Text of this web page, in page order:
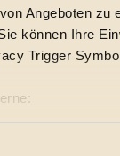
Angeboten zu
können Ihre
Trigger
Lage erfassen,